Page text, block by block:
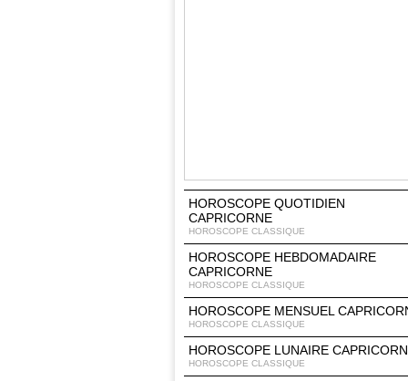
HOROSCOPE QUOTIDIEN
CAPRICORNE
HOROSCOPE CLASSIQUE
HOROSCOPE HEBDOMADAIRE
CAPRICORNE
HOROSCOPE CLASSIQUE
HOROSCOPE MENSUEL
HOROSCOPE CLASSIQUE
HOROSCOPE LUNAIRE
HOROSCOPE CLASSIQUE